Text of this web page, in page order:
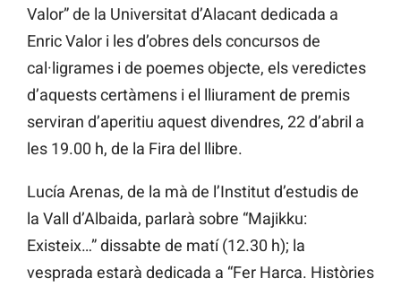
Valor” de la Universitat d’Alacant dedicada a
Enric Valor i les d’obres dels concursos de
cal·ligrames i de poemes objecte, els veredictes
d’aquests certàmens i el lliurament de premis
serviran d’aperitiu aquest divendres, 22 d’abril a
les 19.00 h, de la Fira del llibre.
Lucía Arenas, de la mà de l’Institut d’estudis de
la Vall d’Albaida, parlarà sobre “Majikku:
Existeix…” dissabte de matí (12.30 h); la
vesprada estarà dedicada a “Fer Harca. Històries